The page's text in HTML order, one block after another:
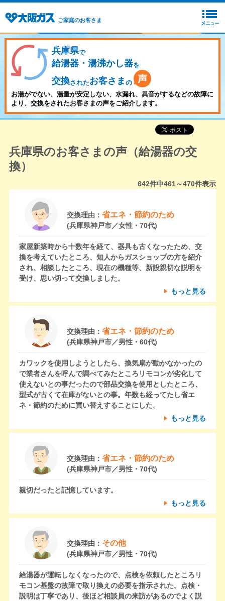
ご家庭のお客さま
兵庫県で
給湯器・湯沸かし器を
交換されたお客さま の
お湯がでない、湯量が安定しない、水漏れ、異音がするなどの故障に
より、交換をされたお客さまの声をご紹介します。
兵庫県のお客さまの声（給湯器の交
換）
642件中461～470件表示
交換理由： 省エネ・節約のため
(兵庫県神戸市／女性・70代)
家屋新築時から十数年を経て、器具も古くなったため、交
換を考えていたところ、知人からガスショップの方を紹介
され、相談したところ、現在の機種等、新設親切な説明を
受け、思い切って交換しました。
もっと見る
交換理由： 省エネ・節約のため
(兵庫県神戸市／男性・60代)
カワックを使用しようとしたら、換気扇が動かなかったの
で業者さんを呼んで調べてみたところリモコンが劣化して
使えないとの事だったので部品交換を使用としたところ、
型式が古くて在庫がないとの事。年数も経ってたし省エ
ネ・節約のために買い替えすることにした。
もっと見る
交換理由： 省エネ・節約のため
(兵庫県神戸市／男性・70代)
親切だったと記憶しています。
もっと見る
交換理由： その他
(兵庫県神戸市／男性・70代)
給湯器が運転しなくなったので、点検を依頼したところリ
モコン基盤の故障で取り換えの必要を指示された。点検・
説明は丁寧であり、後ほど相談員の来訪があるのでよく説